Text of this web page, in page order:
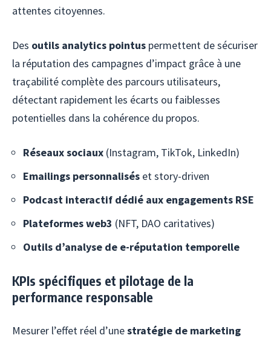
attentes citoyennes.
Des outils analytics pointus permettent de sécuriser
la réputation des campagnes d’impact grâce à une
traçabilité complète des parcours utilisateurs,
détectant rapidement les écarts ou faiblesses
potentielles dans la cohérence du propos.
Réseaux sociaux (Instagram, TikTok, LinkedIn)
Emailings personnalisés et story-driven
Podcast interactif dédié aux engagements RSE
Plateformes web3 (NFT, DAO caritatives)
Outils d’analyse de e-réputation temporelle
KPIs spécifiques et pilotage de la
performance responsable
Mesurer l’effet réel d’unestratégie de marketing